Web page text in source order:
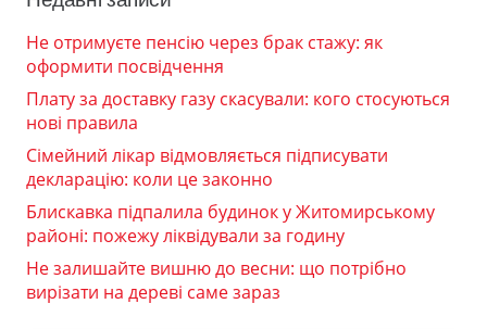
Не отримуєте пенсію через брак стажу: як
оформити посвідчення
Плату за доставку газу скасували: кого стосуються
нові правила
Сімейний лікар відмовляється підписувати
декларацію: коли це законно
Блискавка підпалила будинок у Житомирському
районі: пожежу ліквідували за годину
Не залишайте вишню до весни: що потрібно
вирізати на дереві саме зараз